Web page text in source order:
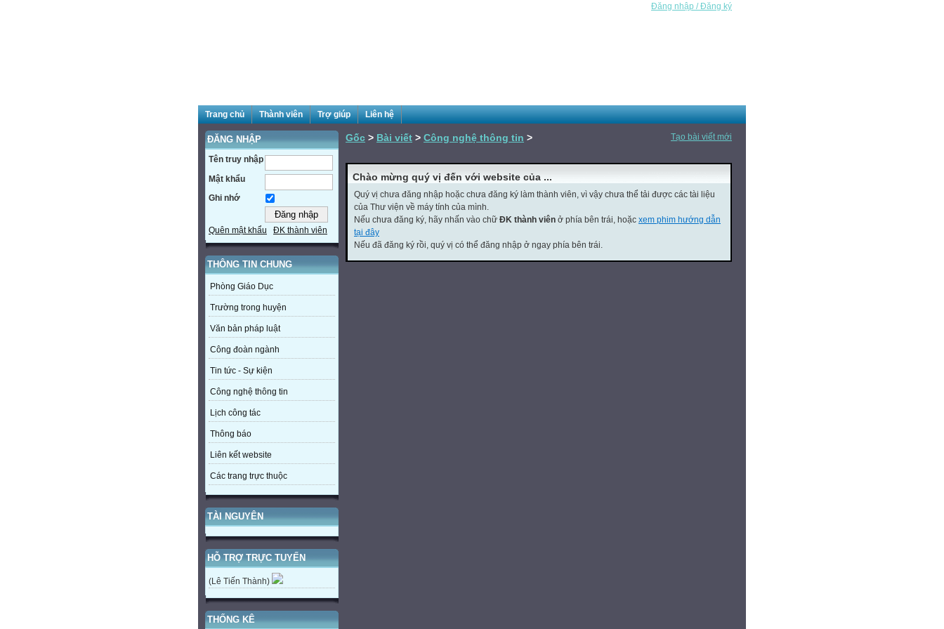
Đăng nhập / Đăng ký
Trang chủ Thành viên Trợ giúp Liên hệ
ĐĂNG NHẬP
Tên truy nhập
Mật khẩu
Ghi nhớ
Quên mật khẩu ĐK thành viên
THÔNG TIN CHUNG
Phòng Giáo Dục
Trường trong huyện
Văn bản pháp luật
Công đoàn ngành
Tin tức - Sự kiện
Công nghệ thông tin
Lịch công tác
Thông báo
Liên kết website
Các trang trực thuộc
TÀI NGUYÊN
HỖ TRỢ TRỰC TUYẾN
(Lê Tiến Thành)
THỐNG KÊ
Gốc > Bài viết > Công nghệ thông tin > Tạo bài viết mới
Chào mừng quý vị đến với website của ...
Quý vị chưa đăng nhập hoặc chưa đăng ký làm thành viên, vì vậy chưa thể tải được các tài liệu
của Thư viện về máy tính của mình.
Nếu chưa đăng ký, hãy nhấn vào chữ ĐK thành viên ở phía bên trái, hoặc xem phim hướng dẫn
tại đây
Nếu đã đăng ký rồi, quý vị có thể đăng nhập ở ngay phía bên trái.